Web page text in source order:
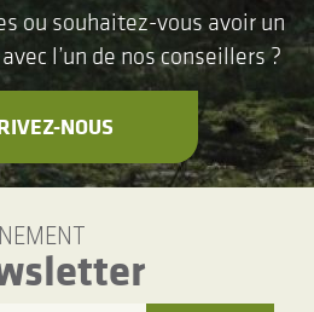
ou souhaitez-vous avoir un
l’un de nos conseillers ?
NOUS